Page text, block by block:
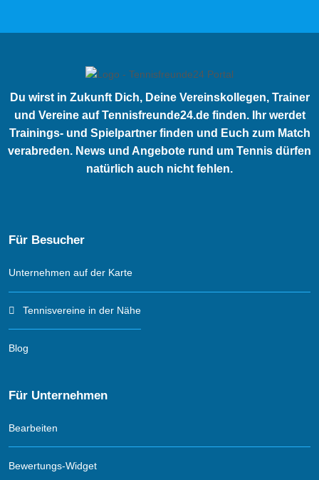
Du wirst in Zukunft Dich, Deine Vereinskollegen, Trainer
und Vereine auf Tennisfreunde24.de finden. Ihr werdet
Trainings- und Spielpartner finden und Euch zum Match
verabreden. News und Angebote rund um Tennis dürfen
natürlich auch nicht fehlen.
Für Besucher
Unternehmen auf der Karte
Tennisvereine in der Nähe
Blog
Für Unternehmen
Bearbeiten
Bewertungs-Widget